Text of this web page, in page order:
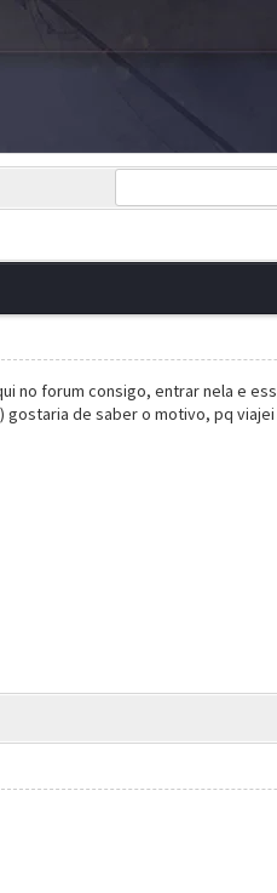
no forum consigo, entrar nela e
gostaria de saber o motivo, pq